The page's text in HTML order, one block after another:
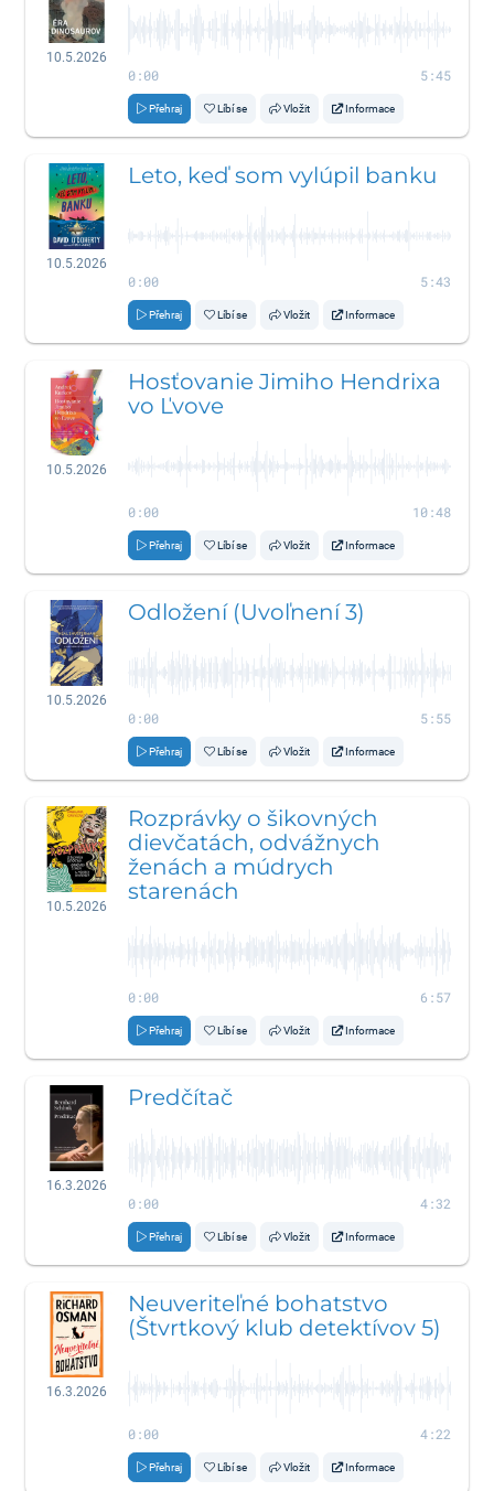
10.5.2026
0:00 5:45
Přehraj Líbí se Vložit Informace
10.5.2026
Leto, keď som vylúpil banku
0:00 5:43
Přehraj Líbí se Vložit Informace
10.5.2026
Hosťovanie Jimiho Hendrixa
vo Ľvove
0:00 10:48
Přehraj Líbí se Vložit Informace
10.5.2026
Odložení (Uvoľnení 3)
0:00 5:55
Přehraj Líbí se Vložit Informace
10.5.2026
Rozprávky o šikovných
dievčatách, odvážnych
ženách a múdrych
starenách
0:00 6:57
Přehraj Líbí se Vložit Informace
16.3.2026
Predčítač
0:00 4:32
Přehraj Líbí se Vložit Informace
16.3.2026
Neuveriteľné bohatstvo
(Štvrtkový klub detektívov 5)
0:00 4:22
Přehraj Líbí se Vložit Informace